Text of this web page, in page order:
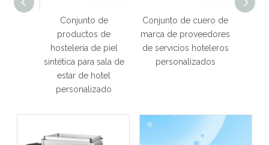
Conjunto de
productos de
hostelería de piel
sintética para sala de
estar de hotel
personalizado
Conjunto de cuero de
marca de proveedores
de servicios hoteleros
personalizados